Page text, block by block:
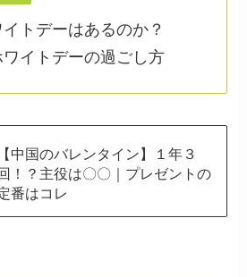
トデーはあるのか？
イトデーの過ごし方
【中国のバレンタイン】１年３
！？主役は〇〇｜プレゼントの
番はコレ